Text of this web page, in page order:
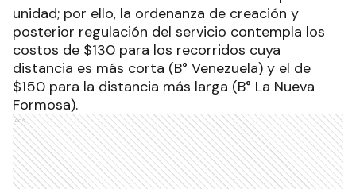
El valor del pasaje de cada uno de los puntos
está en relación a la distancia recorrida por cada
unidad; por ello, la ordenanza de creación y
posterior regulación del servicio contempla los
costos de $130 para los recorridos cuya
distancia es más corta (B° Venezuela) y el de
$150 para la distancia más larga (B° La Nueva
Formosa).
Ads